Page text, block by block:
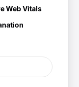
Web Vitals